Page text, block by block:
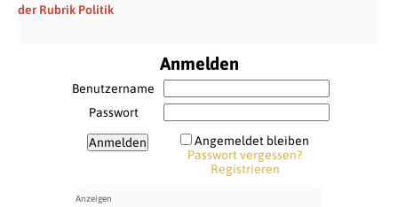
der Rubrik Politik
Anmelden
Benutzername
Passwort
Angemeldet bleiben
Passwort vergessen?
Registrieren